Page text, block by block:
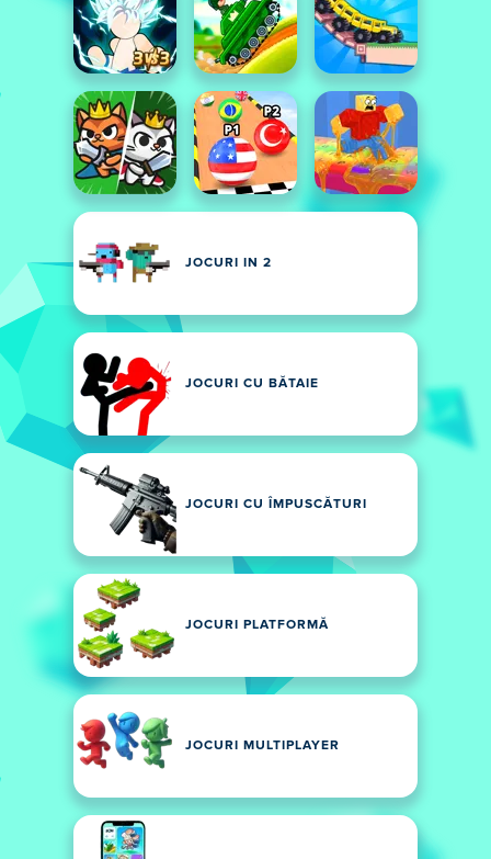
JOCURI IN 2
JOCURI CU BĂTAIE
JOCURI CU ÎMPUSCĂTURI
JOCURI PLATFORMĂ
JOCURI MULTIPLAYER